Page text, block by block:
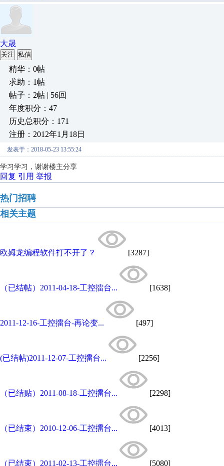
大晟
关注 私信
精华：0帖
求助：1帖
帖子：2帖 | 56回
年度积分：47
历史总积分：171
注册：2012年1月18日
发表于：2018-05-23 13:55:24
学习学习，谢谢楼主分享
回复 引用 举报
热门招聘
相关主题
欧姆龙编程软件打不开了？ [3287]
（已结帖）2011-04-18-工控擂台... [1638]
2011-12-16-工控擂台-再论变... [497]
(已结帖)2011-12-07-工控擂台... [2256]
（已结贴）2011-08-18-工控擂台... [2298]
（已结束）2010-12-06-工控擂台... [4013]
（已结束）2011-02-13-工控擂台... [5080]